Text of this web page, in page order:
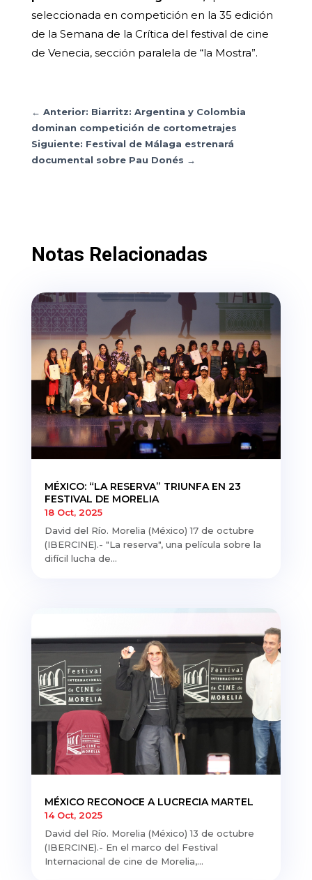
seleccionada en competición en la 35 edición
de la Semana de la Crítica del festival de cine
de Venecia, sección paralela de “la Mostra”.
← Anterior: Biarritz: Argentina y Colombia
dominan competición de cortometrajes
Siguiente: Festival de Málaga estrenará
documental sobre Pau Donés →
Notas Relacionadas
MÉXICO: “LA RESERVA” TRIUNFA EN 23
FESTIVAL DE MORELIA
18 Oct, 2025
David del Río. Morelia (México) 17 de octubre
(IBERCINE).- "La reserva", una película sobre la
difícil lucha de...
MÉXICO RECONOCE A LUCRECIA MARTEL
14 Oct, 2025
David del Río. Morelia (México) 13 de octubre
(IBERCINE).- En el marco del Festival
Internacional de cine de Morelia,...